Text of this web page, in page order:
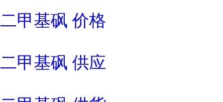
二甲基砜 价格
二甲基砜 供应